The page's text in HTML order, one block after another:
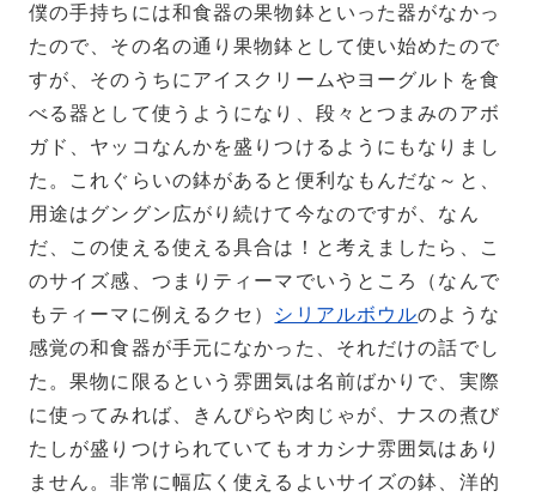
僕の手持ちには和食器の果物鉢といった器がなかっ
たので、その名の通り果物鉢として使い始めたので
すが、そのうちにアイスクリームやヨーグルトを食
べる器として使うようになり、段々とつまみのアボ
ガド、ヤッコなんかを盛りつけるようにもなりまし
た。これぐらいの鉢があると便利なもんだな～と、
用途はグングン広がり続けて今なのですが、なん
だ、この使える使える具合は！と考えましたら、こ
のサイズ感、つまりティーマでいうところ（なんで
もティーマに例えるクセ） シリアルボウルのような
感覚の和食器が手元になかった、それだけの話でし
た。果物に限るという雰囲気は名前ばかりで、実際
に使ってみれば、きんぴらや肉じゃが、ナスの煮び
たしが盛りつけられていてもオカシナ雰囲気はあり
ません。非常に幅広く使えるよいサイズの鉢、洋的